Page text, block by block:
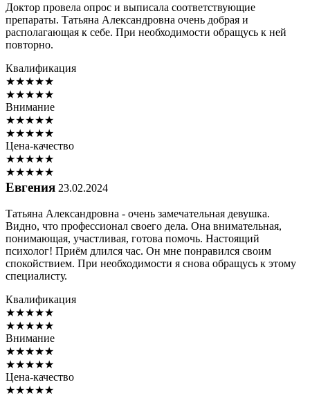
Доктор провела опрос и выписала соответствующие
препараты. Татьяна Александровна очень добрая и
располагающая к себе. При необходимости обращусь к ней
повторно.
Квалификация
★★★★★
★★★★★
Внимание
★★★★★
★★★★★
Цена-качество
★★★★★
★★★★★
Евгения 23.02.2024
Татьяна Александровна - очень замечательная девушка.
Видно, что профессионал своего дела. Она внимательная,
понимающая, участливая, готова помочь. Настоящий
психолог! Приём длился час. Он мне понравился своим
спокойствием. При необходимости я снова обращусь к этому
специалисту.
Квалификация
★★★★★
★★★★★
Внимание
★★★★★
★★★★★
Цена-качество
★★★★★